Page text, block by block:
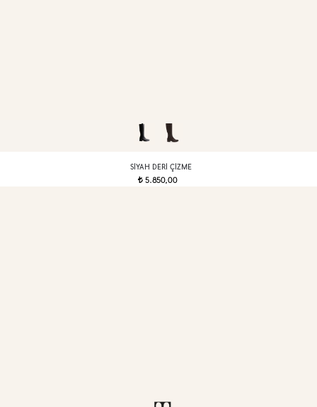
SIYAH DERI ÇIZME
t 5.850,00